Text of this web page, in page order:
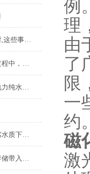
不锈钢水锤吸纳器安装时,这些事项需谨记
不锈钢汽水分离器安装过程中，这5个步骤您做到位了吗？
螺旋空气分离器在大型电力纯水冷却设备上的应用
全自动刷式过滤器在恶劣水质下的表现
螺旋微泡处理器将信息存储带入新的时代
例
理
由
了
限
一
约
磁
激